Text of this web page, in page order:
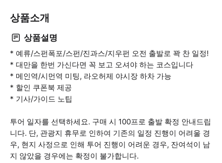
상품소개
상품설명
* 예류/스펀폭포/스펀/진과스/지우펀 오전 출발로 꽉 찬 일정!
* 대만을 한번 가신다면 꼭 보고 오셔야 하는 코스입니다
* 메인역/시먼역 미팅, 라오허제 야시장 하차 가능
* 할인 쿠폰북 제공
* 기사/가이드 노팁
투어 일자를 선택하세요. 구매 시 100프로 출발 확정 안내드립
니다. 단, 관광지 휴무로 인하여 기존의 일정 진행이 어려울 경
우, 현지 사정으로 인해 투어 진행이 어려운 경우, 잔여석이 남
지 않았을 경우에는 확정이 불가합니다.